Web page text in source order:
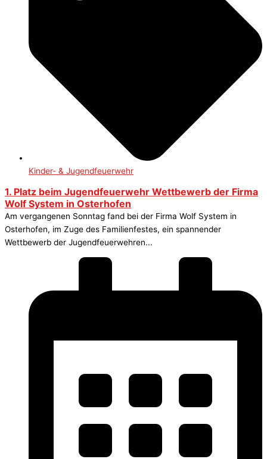
Kinder- & Jugendfeuerwehr
1. Platz beim Jugendfeuerwehr Wettbewerb der Firma
Wolf System in Osterhofen
Am vergangenen Sonntag fand bei der Firma Wolf System in
Osterhofen, im Zuge des Familienfestes, ein spannender
Wettbewerb der Jugendfeuerwehren...